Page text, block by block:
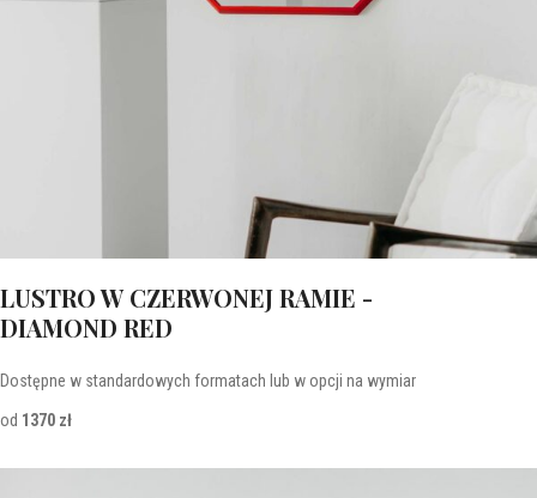
LUSTRO W CZERWONEJ RAMIE -
DIAMOND RED
Dostępne w standardowych formatach lub w opcji na wymiar
od 1370 zł